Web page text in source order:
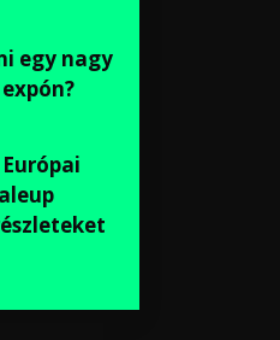
egy nagy